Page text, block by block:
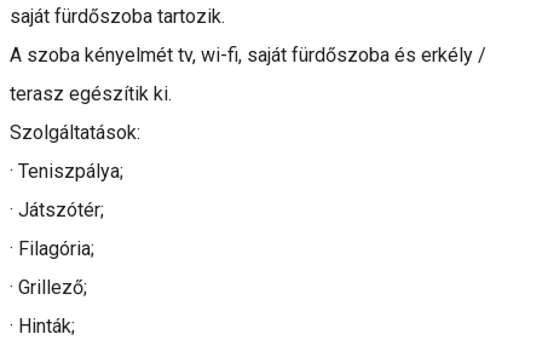
saját fürdőszoba tartozik.
A szoba kényelmét tv, wi-fi, saját fürdőszoba és erkély /
terasz egészítik ki.
Szolgáltatások:
· Teniszpálya;
· Játszótér;
· Filagória;
· Grillező;
· Hinták;